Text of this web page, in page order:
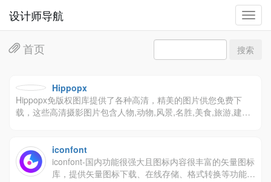
切
换
航
设计师导航
首页 搜索
Hippopx
Hippopx免版权图库提供了各种高清，精美的图片供您免费下
载，这些高清摄影图片包含人物,动物,风景,名胜,美食,旅游,建筑,
iconfont
iconfont-国内功能很强大且图标内容很丰富的矢量图标
库，提供矢量图标下载、在线存储、格式转换等功能。